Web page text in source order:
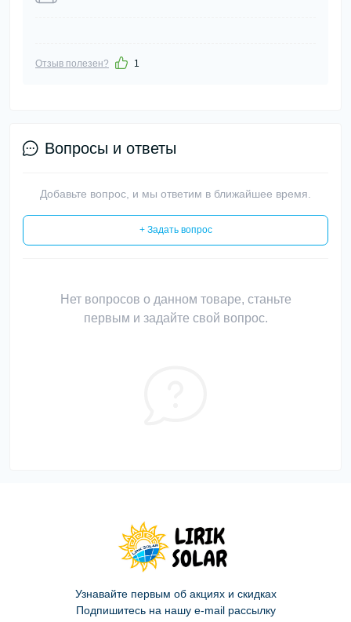
Отзыв полезен? 1
Вопросы и ответы
Добавьте вопрос, и мы ответим в ближайшее время.
+ Задать вопрос
Нет вопросов о данном товаре, станьте
первым и задайте свой вопрос.
Узнавайте первым об акциях и скидках
Подпишитесь на нашу e-mail рассылку